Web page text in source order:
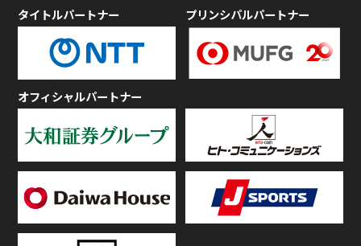
タイトルパートナー プリンシパルパートナー
オフィシャルパートナー